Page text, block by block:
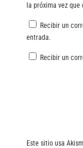
la próxima vez que
Recibir un
entrada.
Recibir un
Este sitio usa